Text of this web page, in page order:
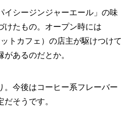
イシージンジャーエール」の味
けたもの。オープン時には
トカフェ）の店主が駆けつけて
があるのだとか。
。今後はコーヒー系フレーバー
そうです。